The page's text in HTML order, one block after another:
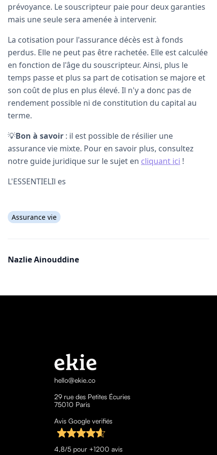
prévoyance. Le souscripteur paie pour deux garanties
mais une seule sera amenée à intervenir.
La cotisation pour l'assurance décès est à fonds
perdus. Elle ne peut pas être rachetée. Elle est calculée
en fonction de l'âge du souscripteur. Ainsi, plus le
temps passe et plus sa part de cotisation se majore et
son coût de plus en plus élevé. Il n'y a donc pas de
rendement possible ni de constitution du capital au
terme.
💡Bon à savoir : il est possible de résilier une
assurance vie mixte. Pour en savoir plus, consultez
notre guide juridique sur le sujet en cliquant ici !
L'ESSENTIELIl es
Assurance vie
Nazlie Ainouddine
hello@ekie.co
29 rue des Petites Écuries
75010 Paris
Avis Google verifiés
4,8/5 pour +1200 avis